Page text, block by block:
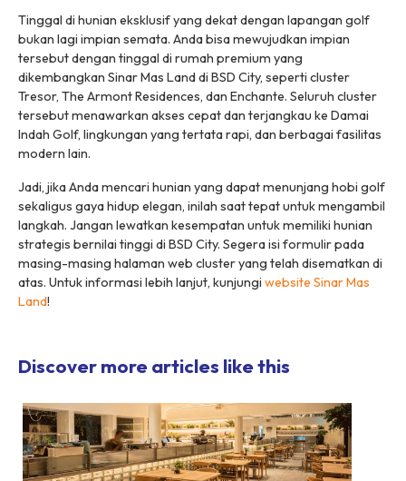
Tinggal di hunian eksklusif yang dekat dengan lapangan golf
bukan lagi impian semata. Anda bisa mewujudkan impian
tersebut dengan tinggal di rumah premium yang
dikembangkan Sinar Mas Land di BSD City, seperti cluster
Tresor, The Armont Residences, dan Enchante. Seluruh cluster
tersebut menawarkan akses cepat dan terjangkau ke Damai
Indah Golf, lingkungan yang tertata rapi, dan berbagai fasilitas
modern lain.
Jadi, jika Anda mencari hunian yang dapat menunjang hobi golf
sekaligus gaya hidup elegan, inilah saat tepat untuk mengambil
langkah. Jangan lewatkan kesempatan untuk memiliki hunian
strategis bernilai tinggi di BSD City. Segera isi formulir pada
masing-masing halaman web clusteryang telah disematkan di
atas. Untuk informasi lebih lanjut, kunjungi website Sinar Mas
Land!
Discover more articles like this